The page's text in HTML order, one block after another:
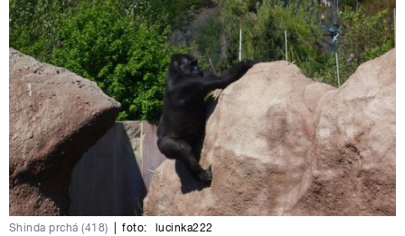
Shinda prchá (418) foto: lucinka222